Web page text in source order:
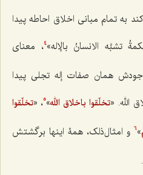
به تمام مبانی اخلاق احاطه پیدا
تشبَّه الانسانُ بالإله»
4، معناى
همان صفات إله تجلى پیدا
الله. «تخلّقوا باخلاق الله»
5، «تخلّقوا
»
6و امثال‌ذلک، همۀ اینها برگشتش